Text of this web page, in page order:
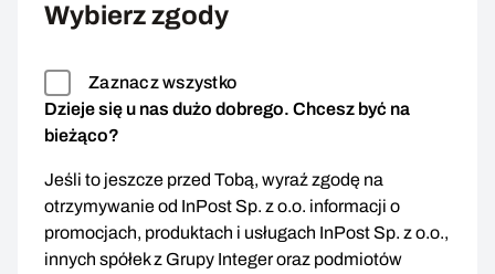
Wybierz zgody
Zaznacz wszystko
Dzieje się u nas dużo dobrego. Chcesz być na
bieżąco?
Jeśli to jeszcze przed Tobą, wyraź zgodę na
otrzymywanie od InPost Sp. z o.o. informacji o
promocjach, produktach i usługach InPost Sp. z o.o.,
innych spółek z Grupy Integer oraz podmiotów